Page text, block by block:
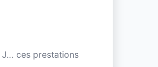
ces prestations